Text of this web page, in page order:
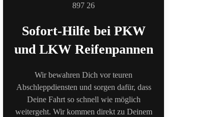
Sofort-Hilfe bei PKW
und LKW Reifenpannen
Wir bewahren Dich vor teuren
Abschleppdiensten und sorgen dafür, dass
Deine Fahrt so schnell wie möglich
weitergeht. Wir kommen direkt zu Deinem